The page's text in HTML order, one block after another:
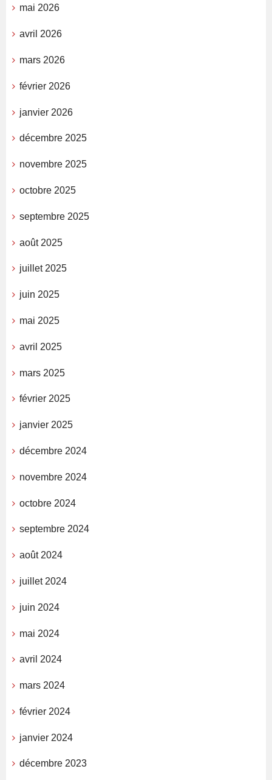
mai 2026
avril 2026
mars 2026
février 2026
janvier 2026
décembre 2025
novembre 2025
octobre 2025
septembre 2025
août 2025
juillet 2025
juin 2025
mai 2025
avril 2025
mars 2025
février 2025
janvier 2025
décembre 2024
novembre 2024
octobre 2024
septembre 2024
août 2024
juillet 2024
juin 2024
mai 2024
avril 2024
mars 2024
février 2024
janvier 2024
décembre 2023